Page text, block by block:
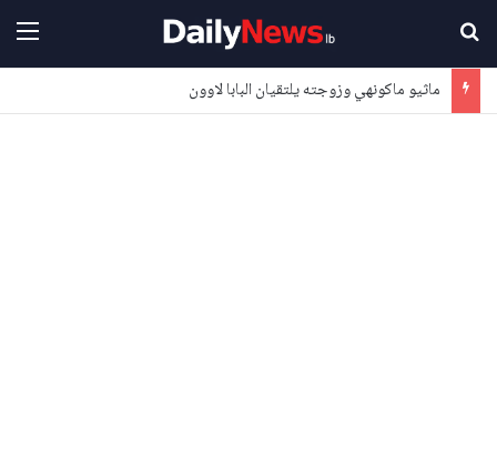
ماثيو ماكونهي وزوجته يلتقيان البابا لاوون